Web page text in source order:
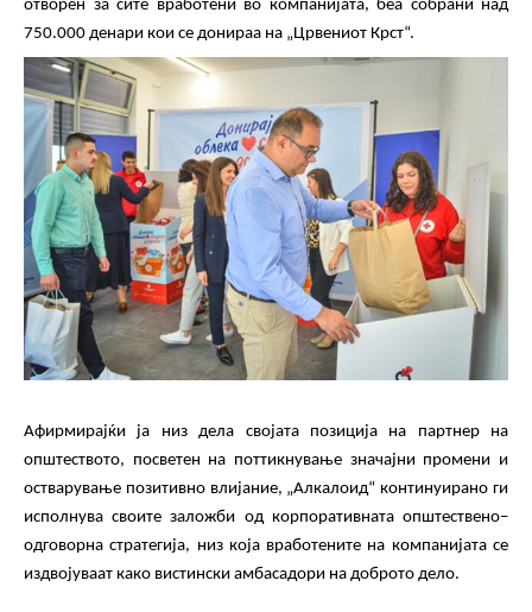
отворен за сите вработени во компанијата, беа собрани над
750.000 денари кои се донираа на „Црвениот Крст“.
Афирмирајќи ја низ дела својата позицијана партнер на
општеството, посветен на поттикнување значајни промени и
остварување позитивно влијание, „Алкалоид“ континуирано ги
исполнува своите заложби од корпоративнатаопштествено–
одговорна стратегија, низ која вработените на компанијата се
издвојуваат како вистински амбасадори на доброто дело.